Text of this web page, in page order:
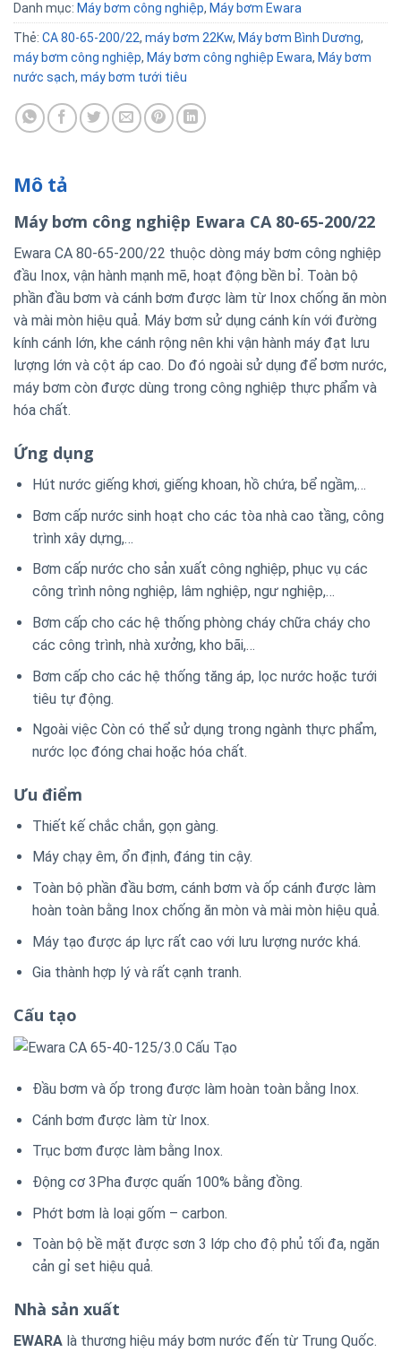
Danh mục: Máy bơm công nghiệp, Máy bơm Ewara
Thẻ: CA 80-65-200/22, máy bơm 22Kw, Máy bơm Bình Dương,
máy bơm công nghiệp, Máy bơm công nghiệp Ewara, Máy bơm
nước sạch, máy bơm tưới tiêu
Mô tả
Máy bơm công nghiệp Ewara CA 80-65-200/22
Ewara CA 80-65-200/22 thuộc dòng máy bơm công nghiệp
đầu Inox, vận hành mạnh mẽ, hoạt động bền bỉ. Toàn bộ
phần đầu bơm và cánh bơm được làm từ Inox chống ăn mòn
và mài mòn hiệu quả. Máy bơm sử dụng cánh kín với đường
kính cánh lớn, khe cánh rộng nên khi vận hành máy đạt lưu
lượng lớn và cột áp cao. Do đó ngoài sử dụng để bơm nước,
máy bơm còn được dùng trong công nghiệp thực phẩm và
hóa chất.
Ứng dụng
Hút nước giếng khơi, giếng khoan, hồ chứa, bể ngầm,…
Bơm cấp nước sinh hoạt cho các tòa nhà cao tầng, công
trình xây dựng,…
Bơm cấp nước cho sản xuất công nghiệp, phục vụ các
công trình nông nghiệp, lâm nghiệp, ngư nghiệp,…
Bơm cấp cho các hệ thống phòng cháy chữa cháy cho
các công trình, nhà xưởng, kho bãi,…
Bơm cấp cho các hệ thống tăng áp, lọc nước hoặc tưới
tiêu tự động.
Ngoài việc Còn có thể sử dụng trong ngành thực phẩm,
nước lọc đóng chai hoặc hóa chất.
Ưu điểm
Thiết kế chắc chắn, gọn gàng.
Máy chạy êm, ổn định, đáng tin cậy.
Toàn bộ phần đầu bơm, cánh bơm và ốp cánh được làm
hoàn toàn bằng Inox chống ăn mòn và mài mòn hiệu quả.
Máy tạo được áp lực rất cao với lưu lượng nước khá.
Gia thành hợp lý và rất cạnh tranh.
Cấu tạo
Đầu bơm và ốp trong được làm hoàn toàn bằng Inox.
Cánh bơm được làm từ Inox.
Trục bơm được làm bằng Inox.
Động cơ 3Pha được quấn 100% bằng đồng.
Phớt bơm là loại gốm – carbon.
Toàn bộ bề mặt được sơn 3 lớp cho độ phủ tối đa, ngăn
cản gỉ set hiệu quả.
Nhà sản xuất
EWARA là thương hiệu máy bơm nước đến từ Trung Quốc.